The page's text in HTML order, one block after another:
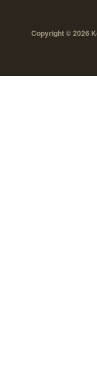
Copyright © 2026